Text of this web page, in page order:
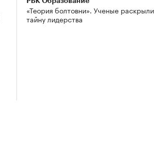
«Теория болтовни». Ученые раскрыли
тайну лидерства